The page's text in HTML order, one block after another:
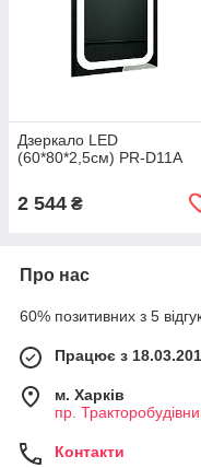
Дзеркало LED
(60*80*2,5см) PR-D11A
2 544 ₴
Про нас
60% позитивних з 5
Працює з
м. Харків
пр.
Контакти